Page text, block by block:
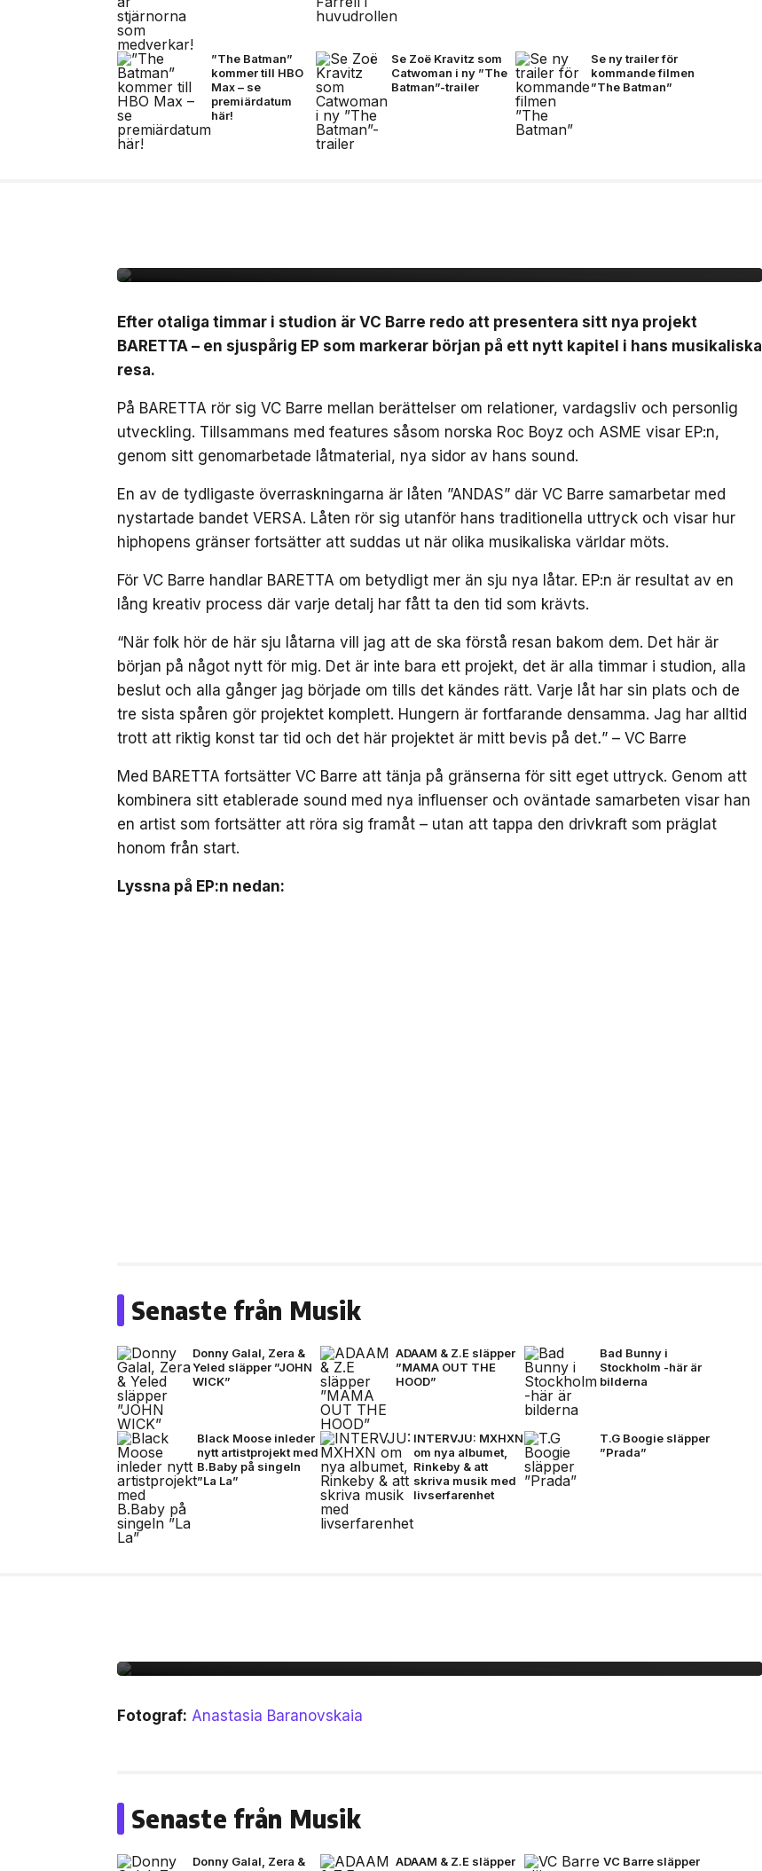
”The Batman”
kommer till HBO
Max – se
premiärdatum
här!
Se Zoë Kravitz som
Catwoman i ny ”The
Batman”-trailer
Se ny trailer för
kommande filmen
”The Batman”
Efter otaliga timmar i studion är VC Barre redo att presentera sitt nya projekt
BARETTA – en sjuspårig EP som markerar början på ett nytt kapitel i hans musikaliska
resa.
På BARETTA rör sig VC Barre mellan berättelser om relationer, vardagsliv och personlig
utveckling. Tillsammans med features såsom norska Roc Boyz och ASME visar EP:n,
genom sitt genomarbetade låtmaterial, nya sidor av hans sound.
En av de tydligaste överraskningarna är låten ”ANDAS” där VC Barre samarbetar med
nystartade bandet VERSA. Låten rör sig utanför hans traditionella uttryck och visar hur
hiphopens gränser fortsätter att suddas ut när olika musikaliska världar möts.
För VC Barre handlar BARETTA om betydligt mer än sju nya låtar. EP:n är resultat av en
lång kreativ process där varje detalj har fått ta den tid som krävts.
“När folk hör de här sju låtarna vill jag att de ska förstå resan bakom dem. Det här är
början på något nytt för mig. Det är inte bara ett projekt, det är alla timmar i studion, alla
beslut och alla gånger jag började om tills det kändes rätt. Varje låt har sin plats och de
tre sista spåren gör projektet komplett. Hungern är fortfarande densamma. Jag har alltid
trott att riktig konst tar tid och det här projektet är mitt bevis på det.” – VC Barre
Med BARETTA fortsätter VC Barre att tänja på gränserna för sitt eget uttryck. Genom att
kombinera sitt etablerade sound med nya influenser och oväntade samarbeten visar han
en artist som fortsätter att röra sig framåt – utan att tappa den drivkraft som präglat
honom från start.
Lyssna på EP:n nedan:
Senaste från Musik
Donny Galal, Zera &
Yeled släpper ”JOHN
WICK”
ADAAM & Z.E släpper
”MAMA OUT THE
HOOD”
Bad Bunny i
Stockholm -här är
bilderna
Black Moose inleder
nytt artistprojekt med
B.Baby på singeln
”La La”
INTERVJU: MXHXN
om nya albumet,
Rinkeby & att
skriva musik med
livserfarenhet
T.G Boogie släpper
”Prada”
Fotograf: Anastasia Baranovskaia
Senaste från Musik
Donny Galal, Zera &
ADAAM & Z.E släpper
VC Barre släpper